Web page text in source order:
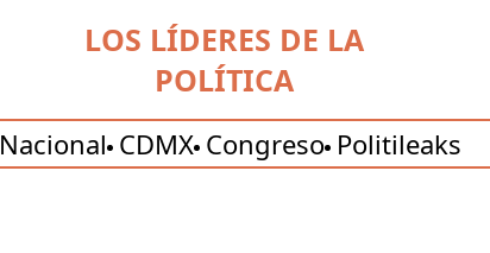
LOS LÍDERES DE LA
POLÍTICA
Nacional CDMX Congreso Politileaks